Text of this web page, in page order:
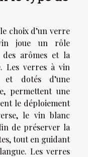
choix d’un verre
joue un rôle
des arômes et la
Les verres à vin
dotés d’une
permettent une
le déploiement
le vin blanc
de préserver la
tout en guidant
Les verres